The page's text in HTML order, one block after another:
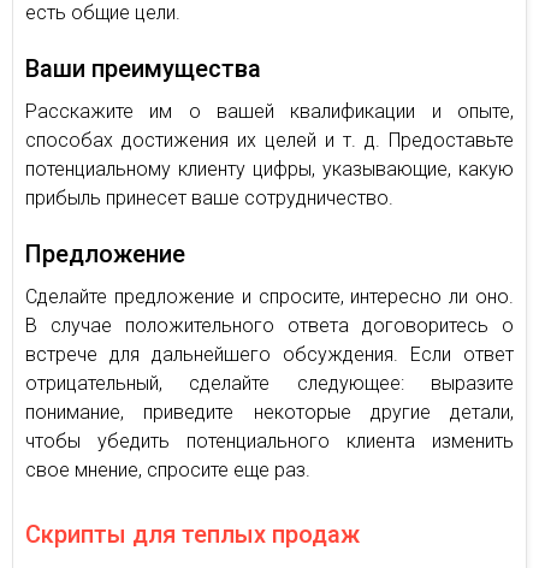
есть общие цели.
Ваши преимущества
Расскажите им о вашей квалификации и опыте,
способах достижения их целей и т. д. Предоставьте
потенциальному клиенту цифры, указывающие, какую
прибыль принесет ваше сотрудничество.
Предложение
Сделайте предложение и спросите, интересно ли оно.
В случае положительного ответа договоритесь о
встрече для дальнейшего обсуждения. Если ответ
отрицательный, сделайте следующее: выразите
понимание, приведите некоторые другие детали,
чтобы убедить потенциального клиента изменить
свое мнение, спросите еще раз.
Скрипты для теплых продаж